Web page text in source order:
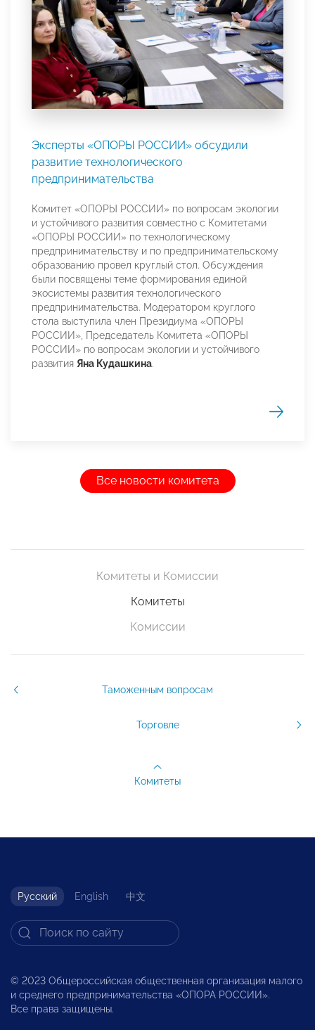
Эксперты «ОПОРЫ РОССИИ» обсудили
развитие технологического
предпринимательства
Комитет «ОПОРЫ РОССИИ» по вопросам экологии
и устойчивого развития совместно с Комитетами
«ОПОРЫ РОССИИ» по технологическому
предпринимательству и по предпринимательскому
образованию провел круглый стол. Обсуждения
были посвящены теме формирования единой
экосистемы развития технологического
предпринимательства. Модератором круглого
стола выступила член Президиума «ОПОРЫ
РОССИИ», Председатель Комитета «ОПОРЫ
РОССИИ» по вопросам экологии и устойчивого
развития Яна Кудашкина.
Все новости комитета
Комитеты и Комиссии
Комитеты
Комиссии
Таможенным вопросам
Торговле
Комитеты
Русский English 中文
© 2023 Общероссийская общественная организация малого
и среднего предпринимательства «ОПОРА РОССИИ».
Все права защищены.